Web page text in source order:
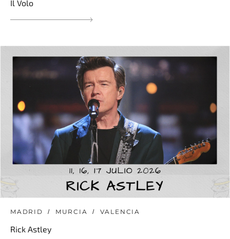
Il Volo
MADRID MURCIA VALENCIA
Rick Astley